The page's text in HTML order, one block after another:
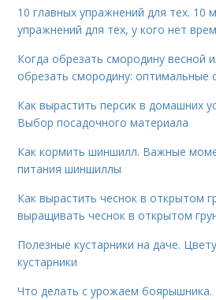
10 главных упражнений для тех. 10
упражнений для тех, у кого нет
Когда обрезать смородину весной
обрезать смородину: оптимальные
Как вырастить персик в домашних
Выбор посадочного материала
Как кормить шиншилл. Важные
питания шиншиллы
Как вырастить чеснок в открытом
выращивать чеснок в открытом
Полезные кустарники на даче.
кустарники
Что делать с урожаем